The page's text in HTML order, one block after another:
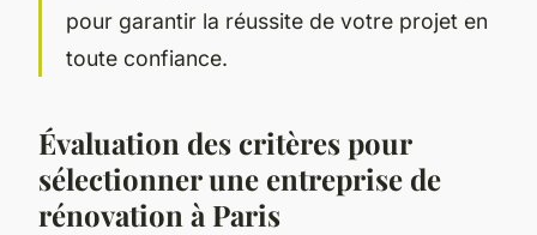
pour garantir la réussite de votre projet en
toute confiance.
Évaluation des critères pour
sélectionner une entreprise de
rénovation à Paris